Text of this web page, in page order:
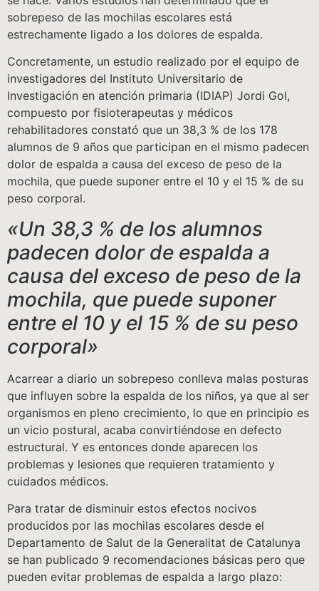
sobrepeso de las mochilas escolares está
estrechamente ligado a los dolores de espalda.
Concretamente, un estudio realizado por el equipo de
investigadores del Instituto Universitario de
Investigación en atención primaria (IDIAP) Jordi Gol,
compuesto por fisioterapeutas y médicos
rehabilitadores constató que un 38,3 % de los 178
alumnos de 9 años que participan en el mismo padecen
dolor de espalda a causa del exceso de peso de la
mochila, que puede suponer entre el 10 y el 15 % de su
peso corporal.
«Un 38,3 % de los alumnos
padecen dolor de espalda a
causa del exceso de peso de la
mochila, que puede suponer
entre el 10 y el 15 % de su peso
corporal»
Acarrear a diario un sobrepeso conlleva malas posturas
que influyen sobre la espalda de los niños, ya que al ser
organismos en pleno crecimiento, lo que en principio es
un vicio postural, acaba convirtiéndose en defecto
estructural. Y es entonces donde aparecen los
problemas y lesiones que requieren tratamiento y
cuidados médicos.
Para tratar de disminuir estos efectos nocivos
producidos por las mochilas escolares desde el
Departamento de Salut de la Generalitat de Catalunya
se han publicado 9 recomendaciones básicas pero que
pueden evitar problemas de espalda a largo plazo: